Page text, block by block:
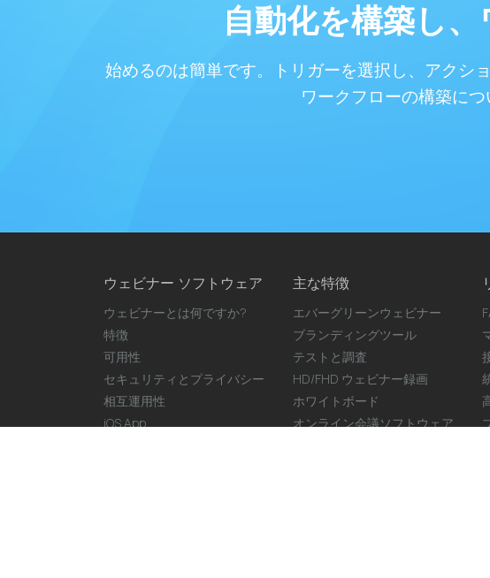
自動化を構築し
始めるのは簡単です。トリガーを選択し、アクシ
ワークフローの構築に
ウェビナー ソフトウェア
ウェビナーとは何ですか?
特徴
可用性
セキュリティとプライバシー
相互運用性
iOS App
主な特徴
エバーグリーンウェビナー
ブランディングツール
テストと調査
HD/FHD ウェビナー録画
ホワイトボード
オンライン会議ソフトウェア